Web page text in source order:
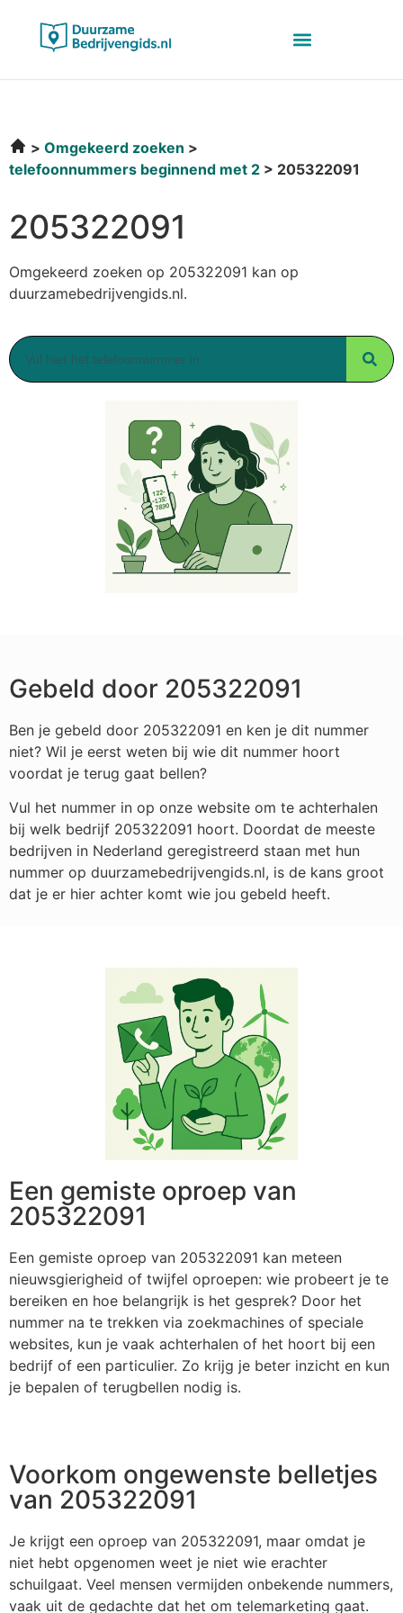
Omgekeerd zoeken
telefoonnummers beginnend met 2
205322091
205322091
Omgekeerd zoeken op 205322091 kan op
duurzamebedrijvengids.nl.
Gebeld door 205322091
Ben je gebeld door 205322091 en ken je dit nummer
niet? Wil je eerst weten bij wie dit nummer hoort
voordat je terug gaat bellen?
Vul het nummer in op onze website om te achterhalen
bij welk bedrijf 205322091 hoort. Doordat de meeste
bedrijven in Nederland geregistreerd staan met hun
nummer op duurzamebedrijvengids.nl, is de kans groot
dat je er hier achter komt wie jou gebeld heeft.
Een gemiste oproep van
205322091
Een gemiste oproep van 205322091 kan meteen
nieuwsgierigheid of twijfel oproepen: wie probeert je te
bereiken en hoe belangrijk is het gesprek? Door het
nummer na te trekken via zoekmachines of speciale
websites, kun je vaak achterhalen of het hoort bij een
bedrijf of een particulier. Zo krijg je beter inzicht en kun
je bepalen of terugbellen nodig is.
Voorkom ongewenste belletjes
van 205322091
Je krijgt een oproep van 205322091, maar omdat je
niet hebt opgenomen weet je niet wie erachter
schuilgaat. Veel mensen vermijden onbekende nummers,
vaak uit de gedachte dat het om telemarketing gaat.